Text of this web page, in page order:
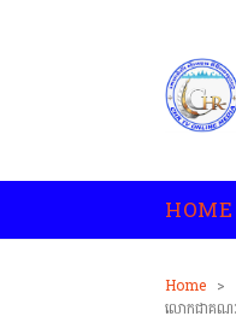
HOME
Home >
លោកជាគណៈម